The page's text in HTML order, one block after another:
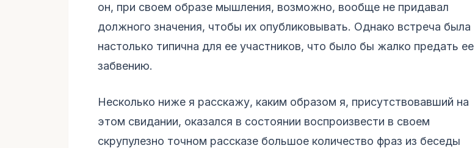
он, при своем образе мышления, возможно, вообще не придавал
должного значения, чтобы их опубликовывать. Однако встреча была
настолько типична для ее участников, что было бы жалко предать ее
забвению.
Несколько ниже я расскажу, каким образом я, присутствовавший на
этом свидании, оказался в состоянии воспроизвести в своем
скрупулезно точном рассказе большое количество фраз из беседы